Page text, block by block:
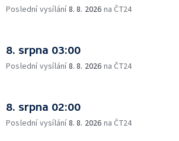
Poslední vysílání8. 8. 2026 na ČT24
8. srpna 03:00
Poslední vysílání8. 8. 2026 na ČT24
8. srpna 02:00
Poslední vysílání8. 8. 2026 na ČT24